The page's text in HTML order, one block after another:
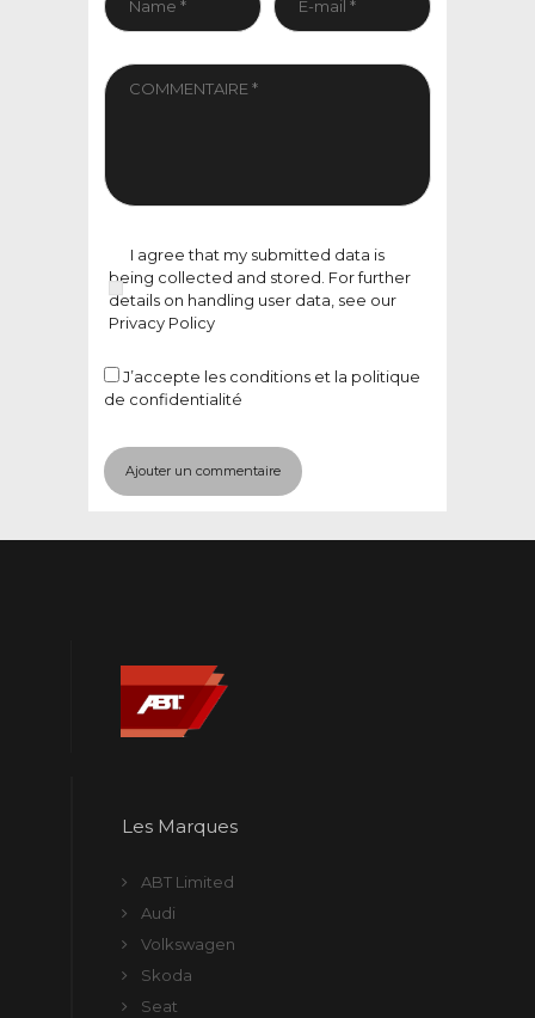
I agree that my submitted data is
being collected and stored. For further
details on handling user data, see our
Privacy Policy
J’accepte les conditions et la politique
de confidentialité
Les Marques
ABT Limited
Audi
Volkswagen
Skoda
Seat